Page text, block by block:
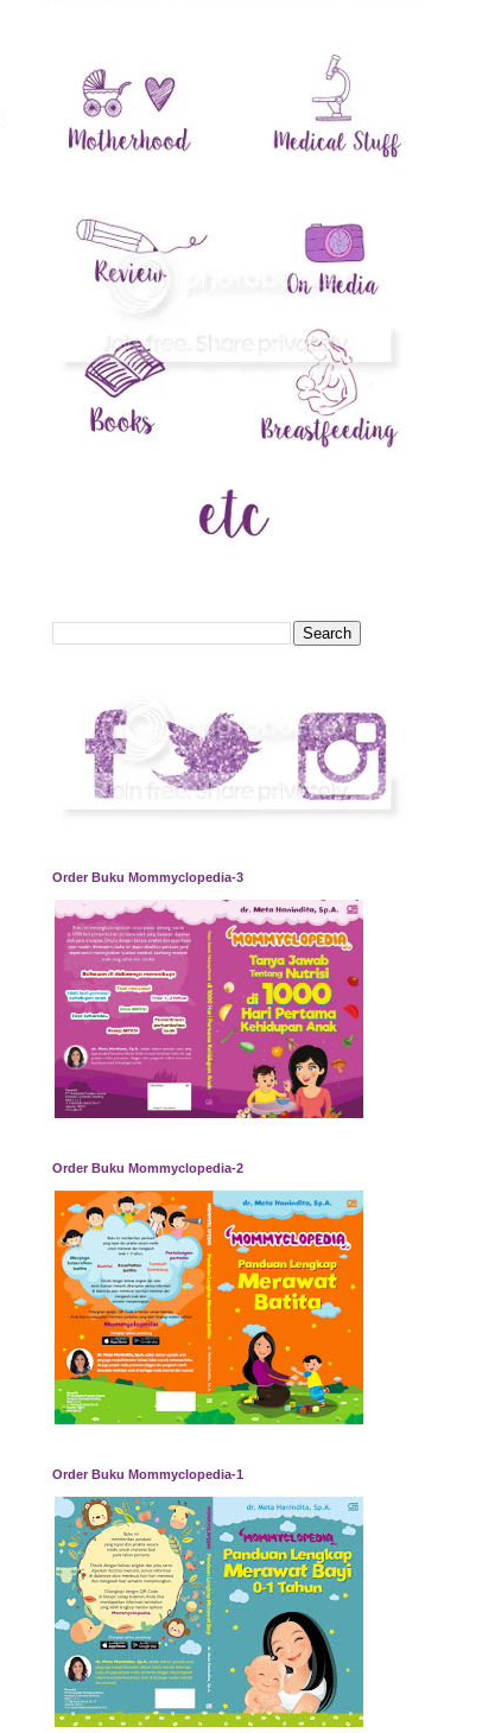
Order Buku Mommyclopedia-3
Order Buku Mommyclopedia-2
Order Buku Mommyclopedia-1